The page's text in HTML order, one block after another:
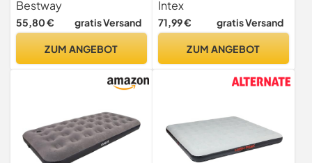
Wechselstrompumpe, 203
x 152 x 46 cm
Bestway
55,80 € gratis Versand
ZUM ANGEBOT
- mit integrierter
Elektropumpe – Gästebett
Matratze mit Fiber-Tech-
Doppelkammer-System
Intex
71,99 € gratis Versand
ZUM ANGEBOT